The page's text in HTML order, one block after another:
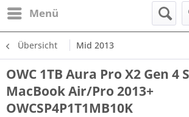
Menü
Übersicht Mid 2013
OWC 1TB Aura Pro X2 Gen 4
MacBook Air/Pro 2013+
OWCSP4P1T1MB10K